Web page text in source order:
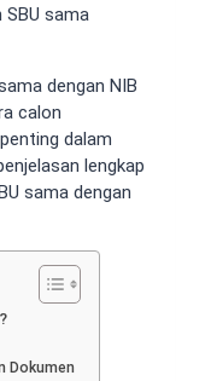
SBU sama
dengan NIB
calon
dalam
lengkap
sama dengan
Dokumen